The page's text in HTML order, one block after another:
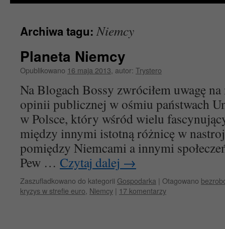
Archiwa tagu: Niemcy
Planeta Niemcy
Opublikowano 16 maja 2013 autor: Trystero
Na Blogach Bossy zwróciłem uwagę
opinii publicznej w ośmiu państwach
w Polsce, który wśród wielu
między innymi istotną różnicę w
pomiędzy Niemcami a innymi
Pew … Czytaj dalej →
Zaszufladkowano do kategorii Gospodarka | Otagowano
kryzys w strefie euro Niemcy | 17 komentarzy